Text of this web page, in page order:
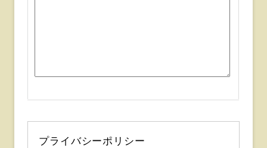
プライバシーポリシー